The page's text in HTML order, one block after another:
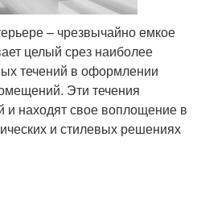
– чрезвычайно емкое
целый срез наиболее
течений в оформлении
Эти течения
и находят свое воплощение в
и стилевых решениях